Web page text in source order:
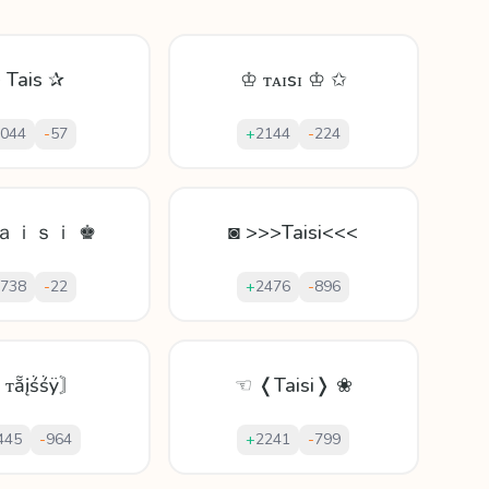
✰
-57
♔ ᴛᴀɪsɪ ♔ ✩
+2144 -224
ｉｓｉ ♚
-22
◙ >>>Taisi<<<
+2476 -896
〙
-964
☜ ❬Taisi❭ ❀
+2241 -799